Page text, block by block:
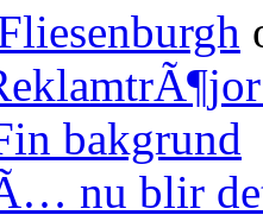
bakgrund
nu blir